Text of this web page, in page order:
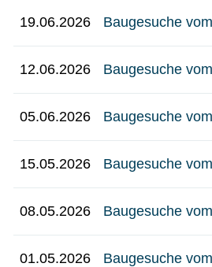
19.06.2026 Baugesuche
12.06.2026 Baugesuche
05.06.2026 Baugesuche
15.05.2026 Baugesuche
08.05.2026 Baugesuche
01.05.2026 Baugesuche